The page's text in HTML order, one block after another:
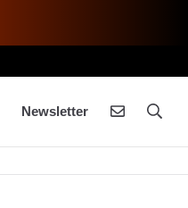
Newsletter